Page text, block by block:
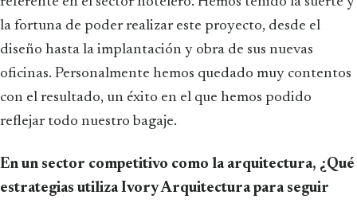
la fortuna de poder realizar este proyecto, desde el
diseño hasta la implantación y obra de sus nuevas
oficinas. Personalmente hemos quedado muy contentos
con el resultado, un éxito en el que hemos podido
reflejar todo nuestro bagaje.
En un sector competitivo como la arquitectura, ¿Qué
estrategias utiliza Ivory Arquitectura para seguir